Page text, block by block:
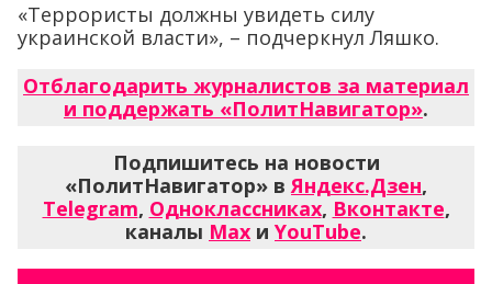
«Террористы должны увидеть силу
украинской власти», – подчеркнул Ляшко.
Отблагодарить журналистов за материал
и поддержать «ПолитНавигатор».
Подпишитесь на новости
«ПолитНавигатор» вЯндекс.Дзен,
Telegram, Одноклассниках, Вконтакте,
каналы Max и YouTube.